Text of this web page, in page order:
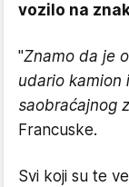
vozilo na
"Znamo da je
udario kamion
saobraćajnog
Francuske.
Svi koji su te